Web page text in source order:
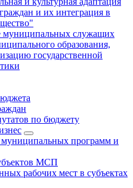
и их интеграция в
муниципальных служащих
образования,
государственной
по бюджету
программ и
МСП
рабочих мест в субъектах